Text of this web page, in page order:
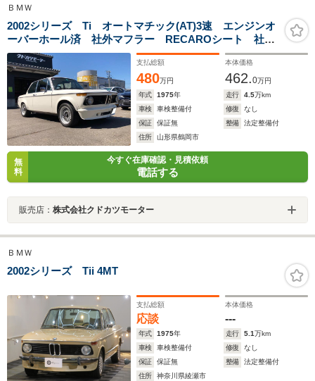
ＢＭＷ
2002シリーズ Ti オートマチック(AT)3速 エンジンオ
ーバーホール済 社外マフラー RECAROシート 社外
アルミホイール
支払総額
480万円
本体価格
462.0万円
年式
1975年 走行 4.5万km
車検
車検整備付 修復
なし
保証
保証無 整備
法定整備付
住所
山形県鶴岡市
無
料
今すぐ在庫確認・見積依頼
電話する
販売店： 株式会社クドカツモーター
ＢＭＷ
2002シリーズ Tii 4MT
支払総額
応談
本体価格
---
年式 1975年 走行 5.1万km
車検
車検整備付 修復
なし
保証
保証無 整備
法定整備付
住所
神奈川県綾瀬市